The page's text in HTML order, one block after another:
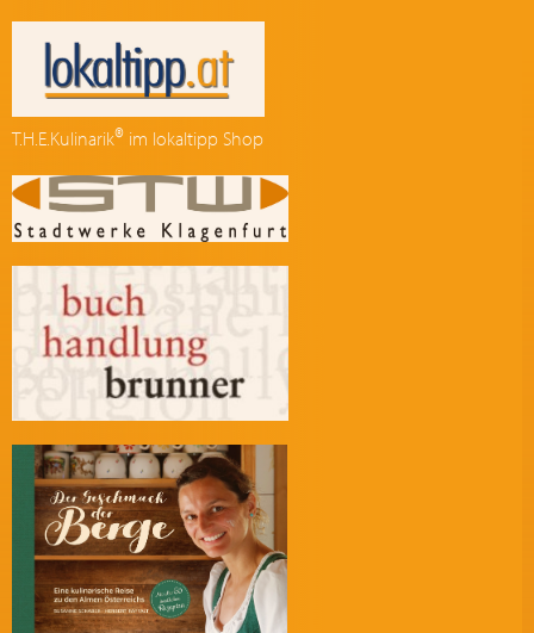
T.H.E.Kulinarik® im lokaltipp Shop